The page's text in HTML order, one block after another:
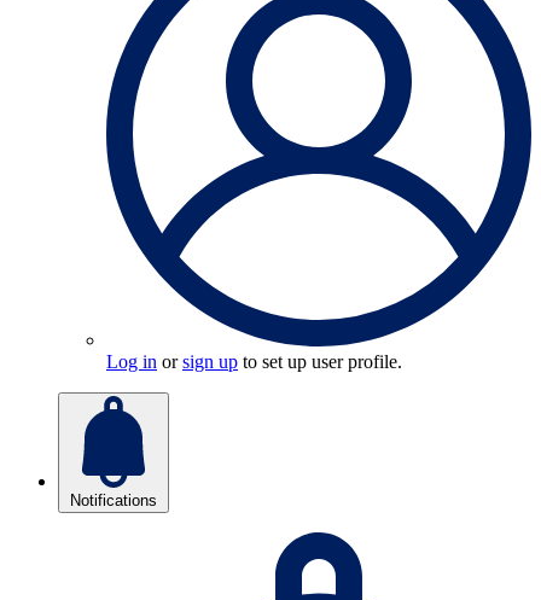
Log in orsign up to set up user profile.
Notifications